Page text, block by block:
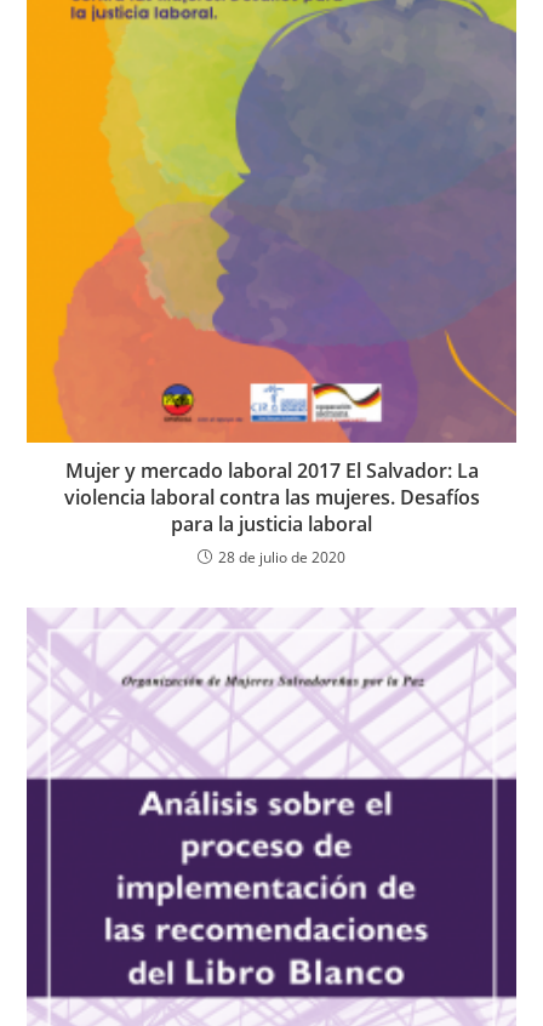
Mujer y mercado laboral 2017 El Salvador: La
violencia laboral contra las mujeres. Desafíos
para la justicia laboral
28 de julio de 2020